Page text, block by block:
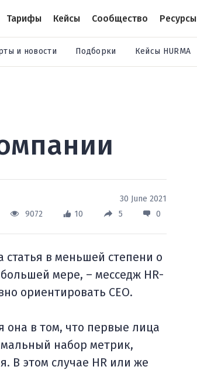
Тарифы Кейсы Сообщество Ресурсы
и новости Подборки Кейсы HURMA
30 June 2021
9072 10 5 0
статья в меньшей степени о
мере, – месседж HR-
ориентировать СЕО.
она в том, что первые лица
набор метрик,
В этом случае HR или же